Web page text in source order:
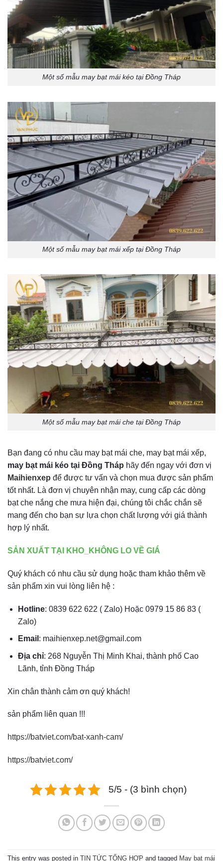
Một số mẫu may bạt mái kéo tại Đồng Tháp
Một số mẫu may bạt mái xếp tại Đồng Tháp
Một số mẫu may bạt mái che tại Đồng Tháp
Bạn đang có nhu cầu may bạt mái che, may bạt mái xếp,
may bạt mái kéo tại Đồng Tháp hãy đến ngay với đơn vị
Maihienxep để được tư vấn và chọn mua được sản phẩm
tốt nhất. Là đơn vị chuyên nhận may, cung cấp các dòng
bạt che nắng che mưa hiện đại, chúng tôi chắc chắn sẽ
mang đến cho bạn sự lựa chọn chất lượng với giá thành
hợp lý nhất.
SẢN XUẤT TẠI KHO_KHÔNG LO VỀ GIÁ
Quý khách có nhu cầu sử dụng hoặc tham khảo thêm về
sản phẩm xin vui lòng liên hệ :
Hotline: 0839 622 622 ( Zalo) Hoặc 0979 15 86 83 (
Zalo)
Email : maihienxep.net@gmail.com
Địa chỉ: 268 Nguyễn Thị Minh Khai, thành phố Cao
Lãnh, tỉnh Đồng Tháp
Xin chân thành cảm ơn quý khách!
sản phẩm liên quan !!!
https://batviet.com/bat-xanh-cam/
https://batviet.com/
5/5 - (3 bình chọn)
This entry was posted in TIN TỨC TỔNG HỢP and tagged May bạt mái